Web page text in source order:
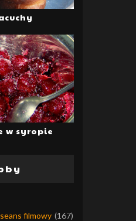
w syropie
seans filmowy (167)